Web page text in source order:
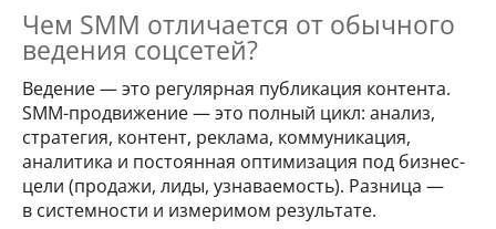
Чем SMM отличается от обычного
ведения соцсетей?
Ведение — это регулярная публикация контента.
SMM-продвижение — это полный цикл: анализ,
стратегия, контент, реклама, коммуникация,
аналитика и постоянная оптимизация под бизнес-
цели (продажи, лиды, узнаваемость). Разница —
в системности и измеримом результате.